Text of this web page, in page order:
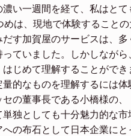
い一週間を経て、私はと
めは、現地で体験すること
す加賀屋のサービスは、
ていました。しかしなが
はじめて理解することがで
的なものを理解するには
の董事長である小橋様の
独としても十分魅力的な
の布石として日本企業に